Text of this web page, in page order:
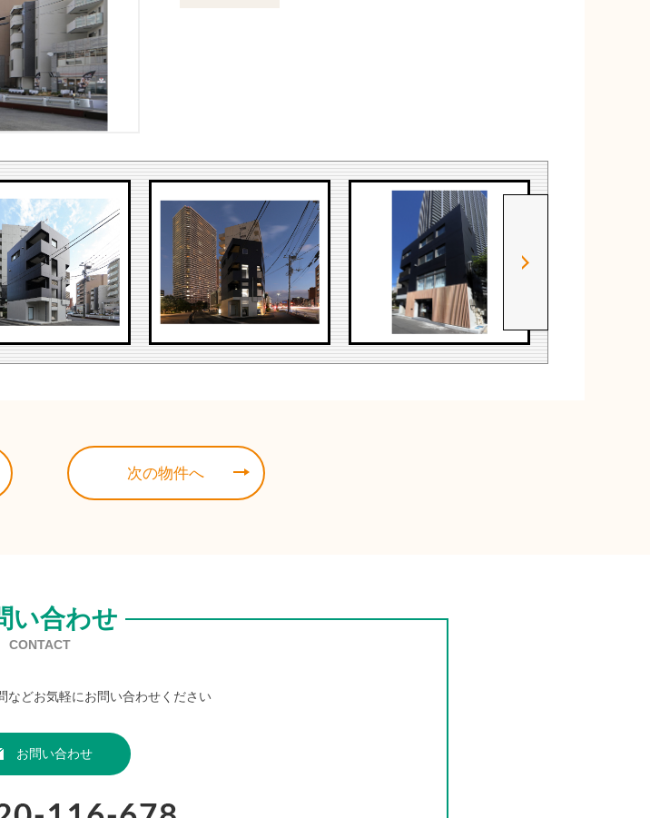
次の物件へ
い合わせ
CONTACT
などお気軽にお問い合わせください
お問い合わせ